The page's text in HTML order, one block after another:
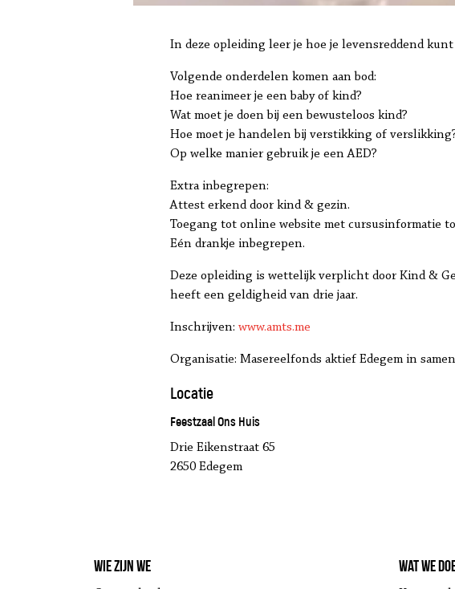
In deze opleiding leer je hoe je levensreddend
Volgende onderdelen komen aan bod:
Hoe reanimeer je een baby of kind?
Wat moet je doen bij een bewusteloos kind?
Hoe moet je handelen bij verstikking of
Op welke manier gebruik je een AED?
Extra inbegrepen:
Attest erkend door kind & gezin.
Toegang tot online website met cursusinformatie
Eén drankje inbegrepen.
Deze opleiding is wettelijk verplicht door Kind &
heeft een geldigheid van drie jaar.
Inschrijven: www.amts.me
Organisatie: Masereelfonds aktief Edegem in
Locatie
Feestzaal Ons Huis
Drie Eikenstraat 65
2650 Edegem
Wie zijn we Wat we